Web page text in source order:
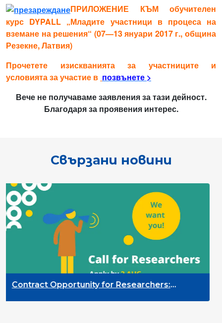
ПРИЛОЖЕНИЕ КЪМ обучителен
курс DYPALL „Младите участници в процеса на
вземане на решения“ (07—13 януари 2017 г., община
Резекне, Латвия)
Прочетете изискванията за участниците и
условията за участие в позвънете >
Вече не получаваме заявления за тази дейност.
Благодаря за проявения интерес.
Свързани новини
Contract Opportunity for Researchers:
Priority